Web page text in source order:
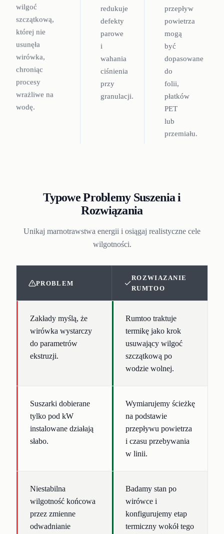
wilgoć
szczątkową,
której nie
usunęła
wirówka,
chroniąc
procesy
wrażliwe na
wodę.
redukuje
defekty
parowe
i
wahania
ciśnienia
przy
granulacji.
przepływ
powietrza
mogą
być
dopasowane
do
folii,
płatków
PET
lub
przemiału.
Typowe Problemy Suszenia i
Rozwiązania
Unikaj marnotrawstwa energii i osiągaj realistyczne cele
wilgotności.
PROBLEM
ROZWIAZANIE
RUMTOO
Zakłady myślą, że
wirówka wystarczy
do parametrów
ekstruzji.
Rumtoo traktuje
termikę jako krok
usuwający wilgoć
szczątkową po
wodzie wolnej.
Suszarki dobierane
tylko pod kW
instalowane działają
słabo.
Wymiarujemy ścieżkę
na podstawie
przepływu powietrza
i czasu przebywania
w linii.
Niestabilna
wilgotność końcowa
przez zmienne
odwadnianie
Badamy stan po
wirówce i
konfigurujemy etap
termiczny wokół tego